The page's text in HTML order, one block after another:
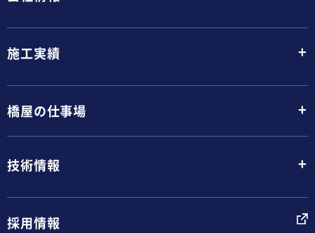
施工実績 +
橋屋の仕事場 +
技術情報 +
採用情報